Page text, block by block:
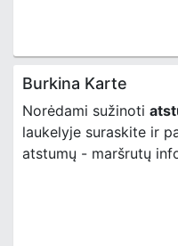
Burkina Karte
Norėdami sužinoti
laukelyje suraskite ir
atstumų - maršrutų